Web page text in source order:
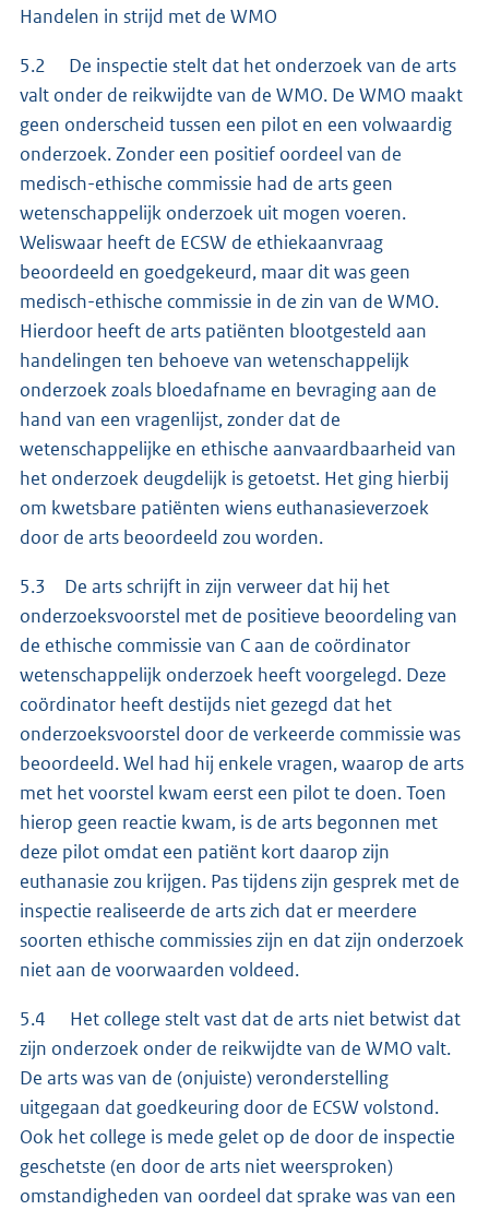
Handelen in strijd met de WMO
5.2 De inspectie stelt dat het onderzoek van de arts
valt onder de reikwijdte van de WMO. De WMO maakt
geen onderscheid tussen een pilot en een volwaardig
onderzoek. Zonder een positief oordeel van de
medisch-ethische commissie had de arts geen
wetenschappelijk onderzoek uit mogen voeren.
Weliswaar heeft de ECSW de ethiekaanvraag
beoordeeld en goedgekeurd, maar dit was geen
medisch-ethische commissie in de zin van de WMO.
Hierdoor heeft de arts patiënten blootgesteld aan
handelingen ten behoeve van wetenschappelijk
onderzoek zoals bloedafname en bevraging aan de
hand van een vragenlijst, zonder dat de
wetenschappelijke en ethische aanvaardbaarheid van
het onderzoek deugdelijk is getoetst. Het ging hierbij
om kwetsbare patiënten wiens euthanasieverzoek
door de arts beoordeeld zou worden.
5.3 De arts schrijft in zijn verweer dat hij het
onderzoeksvoorstel met de positieve beoordeling van
de ethische commissie van C aan de coördinator
wetenschappelijk onderzoek heeft voorgelegd. Deze
coördinator heeft destijds niet gezegd dat het
onderzoeksvoorstel door de verkeerde commissie was
beoordeeld. Wel had hij enkele vragen, waarop de arts
met het voorstel kwam eerst een pilot te doen. Toen
hierop geen reactie kwam, is de arts begonnen met
deze pilot omdat een patiënt kort daarop zijn
euthanasie zou krijgen. Pas tijdens zijn gesprek met de
inspectie realiseerde de arts zich dat er meerdere
soorten ethische commissies zijn en dat zijn onderzoek
niet aan de voorwaarden voldeed.
5.4 Het college stelt vast dat de arts niet betwist dat
zijn onderzoek onder de reikwijdte van de WMO valt.
De arts was van de (onjuiste) veronderstelling
uitgegaan dat goedkeuring door de ECSW volstond.
Ook het college is mede gelet op de door de inspectie
geschetste (en door de arts niet weersproken)
omstandigheden van oordeel dat sprake was van een